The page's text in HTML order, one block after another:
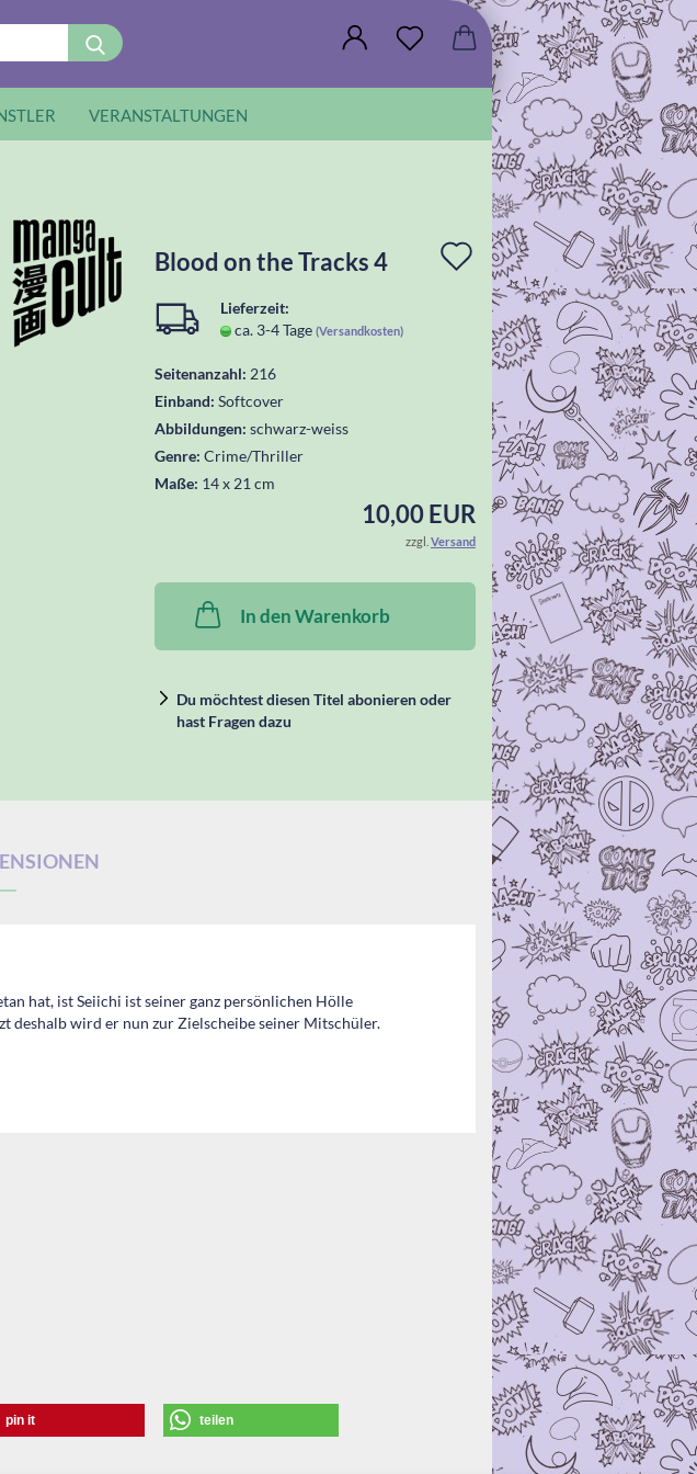
Suche...
VERANSTALTUNGEN
In
die
Wunschliste
legen
Blood on the Tracks 4
Lieferzeit:
ca. 3-4 Tage (Versandkosten)
Seitenanzahl: 216
Einband: Softcover
Abbildungen: schwarz-weiss
Genre: Crime/Thriller
Maße: 14 x 21 cm
10,00 EUR
zzgl. Versand
In den Warenkorb
Du möchtest diesen Titel abonieren oder
hast Fragen dazu
hat, ist Seiichi ist seiner ganz persönlichen Hölle
deshalb wird er nun zur Zielscheibe seiner Mitschüler.
pin it teilen